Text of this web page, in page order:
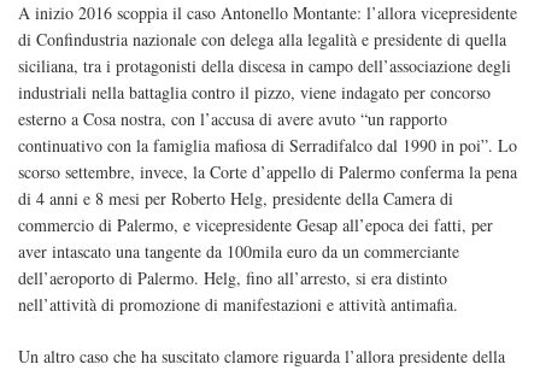
A inizio 2016 scoppia il caso Antonello Montante: l’allora vicepresidente
di Confindustria nazionale con delega alla legalità e presidente di quella
siciliana, tra i protagonisti della discesa in campo dell’associazione degli
industriali nella battaglia contro il pizzo, viene indagato per concorso
esterno a Cosa nostra, con l’accusa di avere avuto “un rapporto
continuativo con la famiglia mafiosa di Serradifalco dal 1990 in poi”. Lo
scorso settembre, invece, la Corte d’appello di Palermo conferma la pena
di 4 anni e 8 mesi per Roberto Helg, presidente della Camera di
commercio di Palermo, e vicepresidente Gesap all’epoca dei fatti, per
aver intascato una tangente da 100mila euro da un commerciante
dell’aeroporto di Palermo. Helg, fino all’arresto, si era distinto
nell’attività di promozione di manifestazioni e attività antimafia.
Un altro caso che ha suscitato clamore riguarda l’allora presidente della